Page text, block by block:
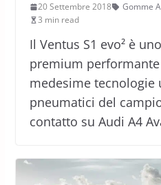
20 Settembre 2018 Gomme
3 min read
Il Ventus S1 evo² è
premium
medesime tecnologie
pneumatici del
contatto su Audi A4